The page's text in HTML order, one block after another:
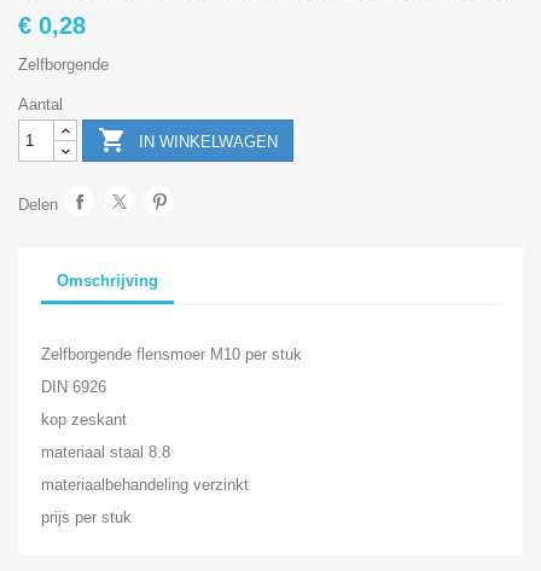
€ 0,28
Zelfborgende
Aantal
 IN WINKELWAGEN
Delen
Omschrijving
Zelfborgende flensmoer M10 per stuk
DIN 6926
kop zeskant
materiaal staal 8.8
materiaalbehandeling verzinkt
prijs per stuk